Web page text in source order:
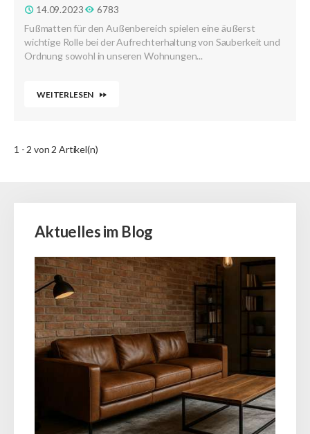
14.09.2023 6783
Fußmatten für den Außenbereich spielen eine äußerst
wichtige Rolle bei der Aufrechterhaltung von Sauberkeit und
Ordnung sowohl in unseren Wohnungen...
WEITERLESEN
1 - 2 von 2 Artikel(n)
Aktuelles im Blog